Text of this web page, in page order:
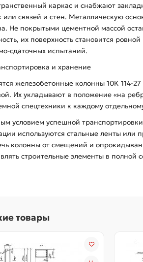
каркас и снабжают
или связей и стен. Металлическую
Не покрытыми цементной массой
их поверхность становится
сдаточных испытаний.
и хранение
железобетонные колонны 10К 114-
Их укладывают в положение «на
спецтехники к каждому
условием успешной
используются стальные ленты или
колонны от смещений и
строительные элементы в полной
товары